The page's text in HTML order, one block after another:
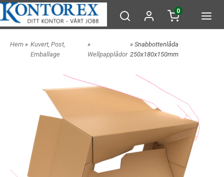
0
Hem » Kuvert, Post,
Emballage
»
Wellpapplådor
» Snabbottenlåda
250x180x150mm